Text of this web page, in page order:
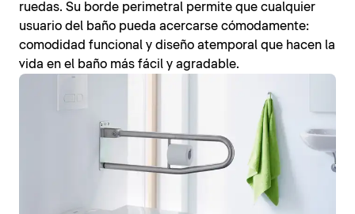
ruedas. Su borde perimetral permite que cualquier
usuario del baño pueda acercarse cómodamente:
comodidad funcional y diseño atemporal que hacen la
vida en el baño más fácil y agradable.